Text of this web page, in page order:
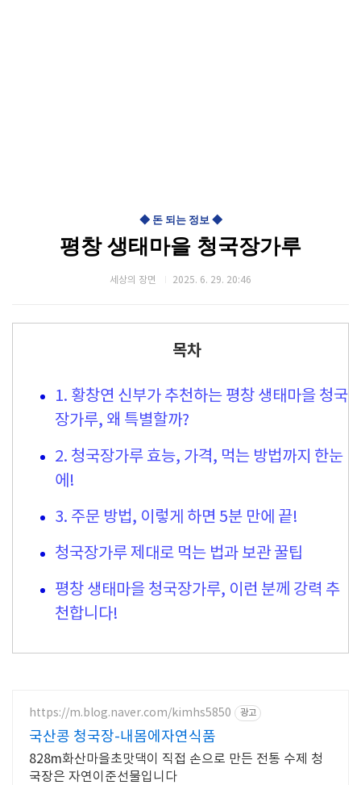
◆ 돈 되는 정보 ◆
평창 생태마을 청국장가루
세상의 장면 2025. 6. 29. 20:46
목차
1. 황창연 신부가 추천하는 평창 생태마을 청국
장가루, 왜 특별할까?
2. 청국장가루 효능, 가격, 먹는 방법까지 한눈
에!
3. 주문 방법, 이렇게 하면 5분 만에 끝!
청국장가루 제대로 먹는 법과 보관 꿀팁
평창 생태마을 청국장가루, 이런 분께 강력 추
천합니다!
https://m.blog.naver.com/kimhs5850 광고
국산콩 청국장-내몸에자연식품
828m화산마을초맛댁이 직접 손으로 만든 전통 수제 청
국장은 자연이준선물입니다